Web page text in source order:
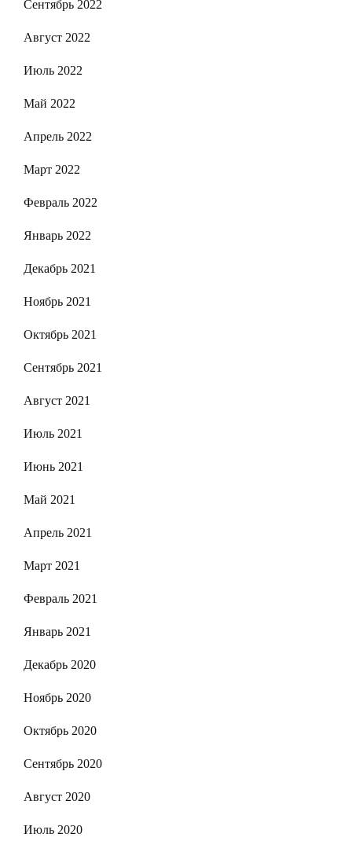
Сентябрь 2022
Август 2022
Июль 2022
Май 2022
Апрель 2022
Март 2022
Февраль 2022
Январь 2022
Декабрь 2021
Ноябрь 2021
Октябрь 2021
Сентябрь 2021
Август 2021
Июль 2021
Июнь 2021
Май 2021
Апрель 2021
Март 2021
Февраль 2021
Январь 2021
Декабрь 2020
Ноябрь 2020
Октябрь 2020
Сентябрь 2020
Август 2020
Июль 2020